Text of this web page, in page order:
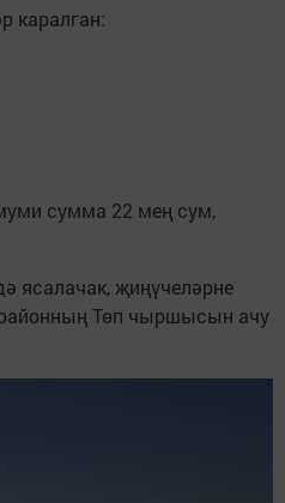
каралган:
сумма 22 мең сум,
ясалачак, җиңүчеләрне
Төп чыршысын ачу